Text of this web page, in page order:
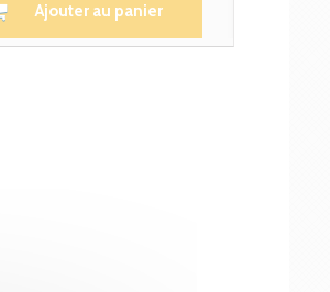
Ajouter au panier